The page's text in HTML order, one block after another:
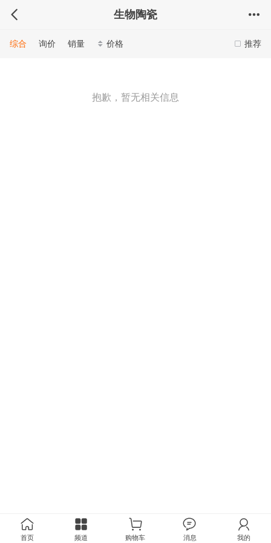
生物陶瓷
推荐
综合 询价 销量 价格
抱歉，暂无相关信息
首页 频道 购物车 消息 我的